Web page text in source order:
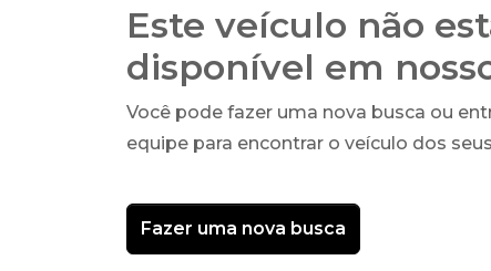
Este veículo não
disponível em
Você pode fazer uma nova busca ou
equipe para encontrar o veículo dos
Fazer uma nova busca